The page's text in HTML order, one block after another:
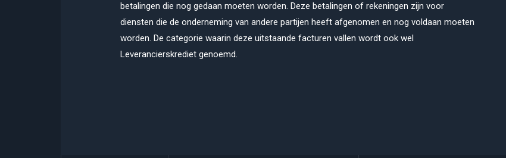
betalingen die nog gedaan moeten worden. Deze betalingen of rekeningen zijn voor
diensten die de onderneming van andere partijen heeft afgenomen en nog voldaan moeten
worden. De categorie waarin deze uitstaande facturen vallen wordt ook wel
Leverancierskrediet genoemd.